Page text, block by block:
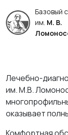
Базовый
им. М. В.
Лечебно-
им. М.В.
оказывает